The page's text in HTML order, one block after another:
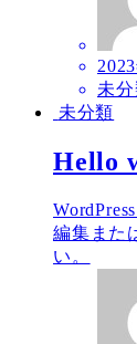
未
未分類
Hello
編集また
い。